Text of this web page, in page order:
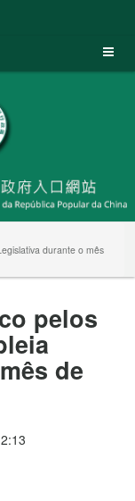
durante o mês
pelos
de